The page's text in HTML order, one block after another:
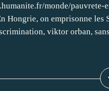
monde/pauvrete-
Hongrie, on emprisonne les
viktor orban,